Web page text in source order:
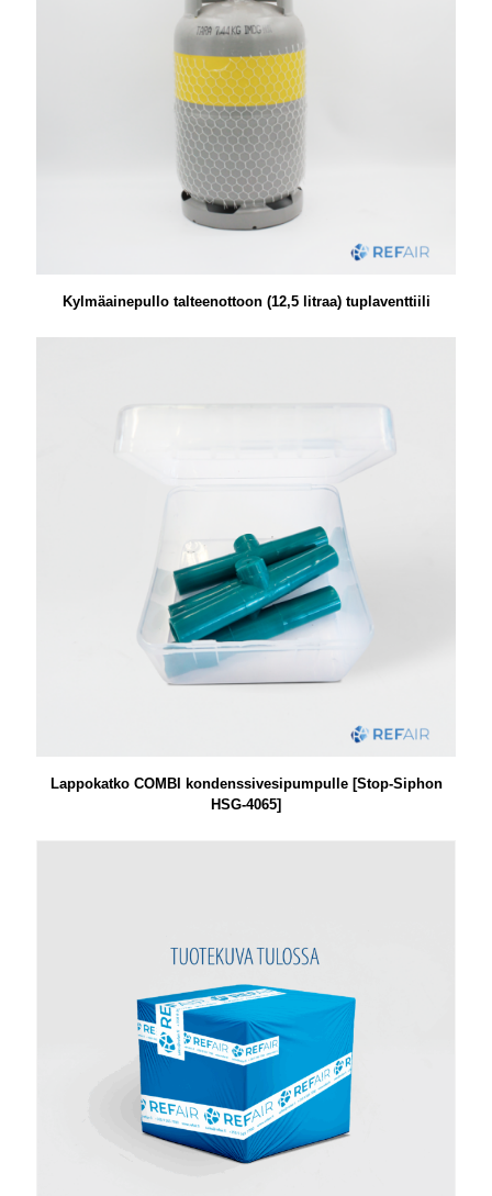
Kylmäainepullo talteenottoon (12,5 litraa) tuplaventtiili
Lappokatko COMBI kondenssivesipumpulle [Stop-Siphon
HSG-4065]